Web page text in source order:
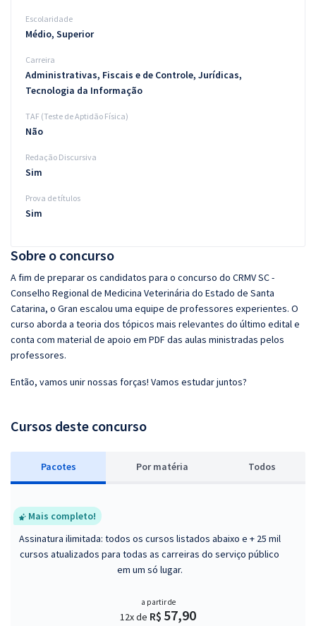
Sobre o concurso
A fim de preparar os candidatos para o concurso do CRMV SC -
Conselho Regional de Medicina Veterinária do Estado de Santa
Catarina, o Gran escalou uma equipe de professores experientes. O
curso aborda a teoria dos tópicos mais relevantes do último edital e
conta com material de apoio em PDF das aulas ministradas pelos
professores.
Então, vamos unir nossas forças! Vamos estudar juntos?
Cursos deste concurso
Pacotes Por matéria Todos
Mais completo!
Assinatura ilimitada: todos os cursos listados abaixo e + 25 mil
cursos atualizados para todas as carreiras do serviço público
em um só lugar.
a partir de
12x de R$ 57,90
Escolaridade
Médio, Superior
Carreira
Administrativas, Fiscais e de Controle, Jurídicas,
Tecnologia da Informação
TAF (Teste de Aptidão Física)
Não
Redação Discursiva
Sim
Prova de títulos
Sim